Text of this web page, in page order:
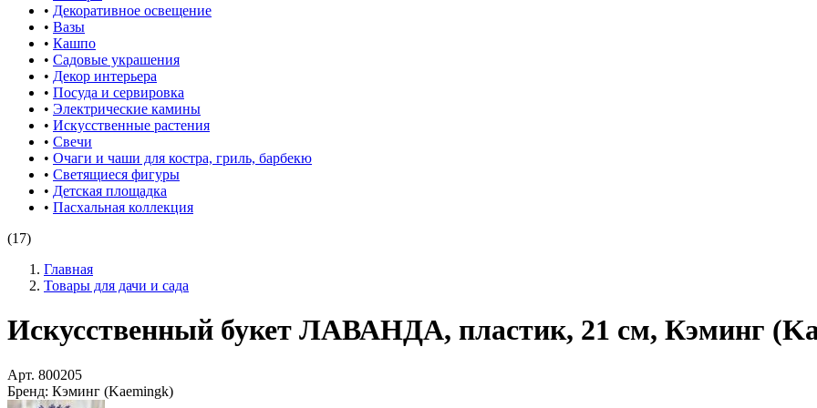
• Декоративное освещение
• Вазы
• Кашпо
• Садовые украшения
• Декор интерьера
• Посуда и сервировка
• Электрические камины
• Искусственные растения
• Свечи
• Очаги и чаши для костра, гриль, барбекю
• Светящиеся фигуры
• Детская площадка
• Пасхальная коллекция
(17)
Главная
Товары для дачи и сада
Искусственный букет ЛАВАНДА, пластик, 21 см, Кэминг
Арт. 800205
Бренд: Кэминг (Kaemingk)